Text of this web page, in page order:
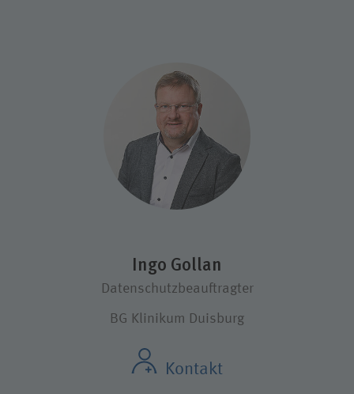
Ingo Gollan
Datenschutzbeauftragter
BG Klinikum Duisburg
Kontakt